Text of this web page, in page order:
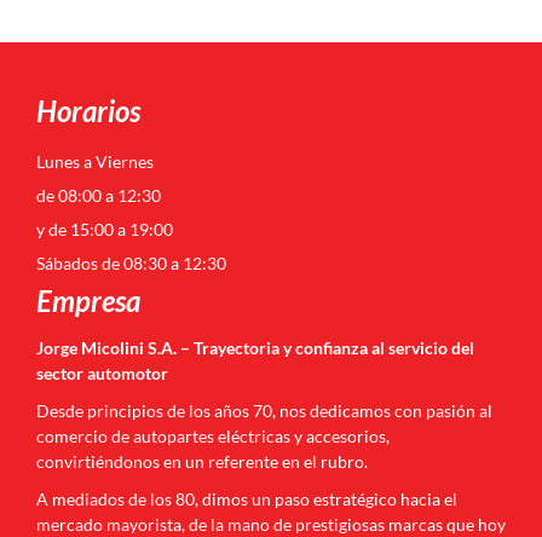
Horarios
Lunes a Viernes
de 08:00 a 12:30
y de 15:00 a 19:00
Sábados de 08:30 a 12:30
Empresa
Jorge Micolini S.A. – Trayectoria y confianza al servicio del
sector automotor
Desde principios de los años 70, nos dedicamos con pasión al
comercio de autopartes eléctricas y accesorios,
convirtiéndonos en un referente en el rubro.
A mediados de los 80, dimos un paso estratégico hacia el
mercado mayorista, de la mano de prestigiosas marcas que hoy